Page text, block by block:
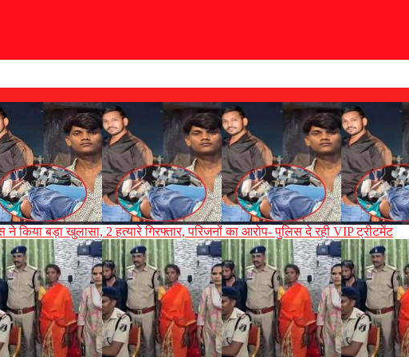
बड़ा खुलासा, 2 हत्यारे गिरफ्तार, परिजनों का आरोप- पुलिस दे रही VIP ट्रीटमेंट